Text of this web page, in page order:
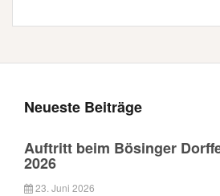
Neueste Beiträge
Auftritt beim Bösinger
2026
23. Juni 2026